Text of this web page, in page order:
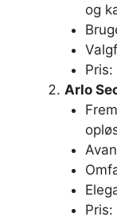
og
Arlo